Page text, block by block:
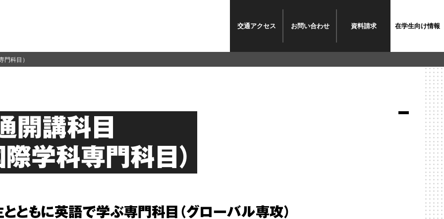
交通アクセス お問い合わせ 資料請求 在学生向け情報
開講科目
際学科専門科目）
ともに英語で学ぶ専門科目（グローバル専攻）
門科目）